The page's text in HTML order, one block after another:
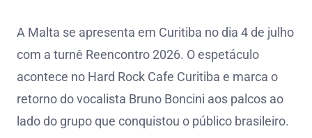
A Malta se apresenta em Curitiba no dia 4 de julho
com a turnê Reencontro 2026. O espetáculo
acontece no Hard Rock Cafe Curitiba e marca o
retorno do vocalista Bruno Boncini aos palcos ao
lado do grupo que conquistou o público brasileiro.